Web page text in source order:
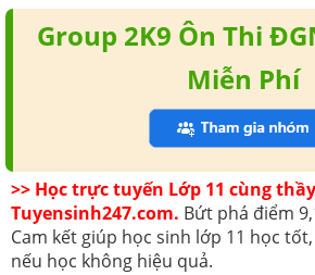
Group 2K9 Ôn Thi
Miễn Phí
>> Học trực tuyến Lớp 11 cùng
Tuyensinh247.com. Bứt phá điểm
Cam kết giúp học sinh lớp 11 học
nếu học không hiệu quả.